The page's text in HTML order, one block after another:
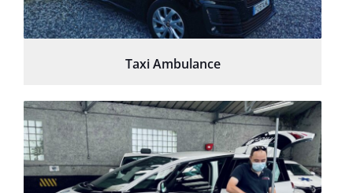
Taxi Ambulance